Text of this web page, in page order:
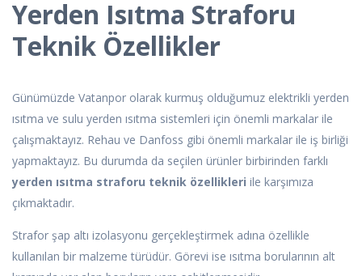
Yerden Isıtma Straforu
Teknik Özellikler
Günümüzde Vatanpor olarak kurmuş olduğumuz elektrikli yerden
ısıtma ve sulu yerden ısıtma sistemleri için önemli markalar ile
çalışmaktayız. Rehau ve Danfoss gibi önemli markalar ile iş birliği
yapmaktayız. Bu durumda da seçilen ürünler birbirinden farklı
yerden ısıtma straforu teknik özellikleri ile karşımıza
çıkmaktadır.
Strafor şap altı izolasyonu gerçekleştirmek adına özellikle
kullanılan bir malzeme türüdür. Görevi ise ısıtma borularının alt